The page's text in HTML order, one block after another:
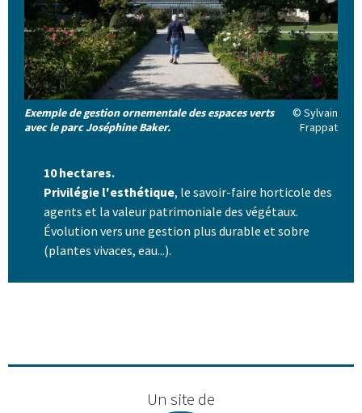
Exemple de gestion ornementale des espaces verts
avec le parc Joséphine Baker.
© Sylvain
Frappat
10 hectares.
Privilégie l'esthétique, le savoir-faire horticole des
agents et la valeur patrimoniale des végétaux.
Évolution vers une gestion plus durable et sobre
(plantes vivaces, eau...).
Un site de